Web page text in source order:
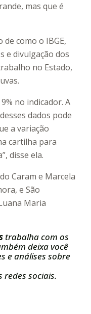
mas que é
como o IBGE,
e divulgação dos
no Estado,
no indicador. A
dados pode
a variação
cartilha para
disse ela.
Caram e Marcela
e São
Maria
trabalha com os
deixa você
e análises sobre
redes sociais.